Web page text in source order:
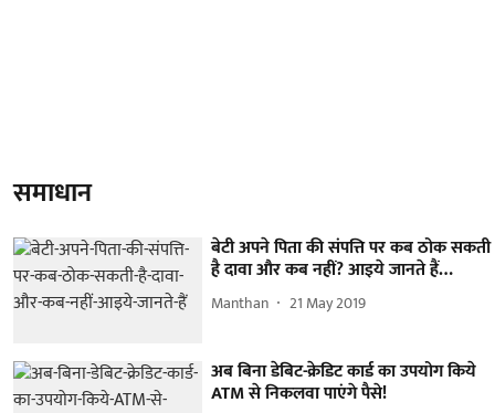
समाधान
बेटी अपने पिता की संपत्ति पर कब ठोक सकती
है दावा और कब नहीं? आइये जानते हैं…
Manthan 21 May 2019
अब बिना डेबिट-क्रेडिट कार्ड का उपयोग किये
ATM से निकलवा पाएंगे पैसे!